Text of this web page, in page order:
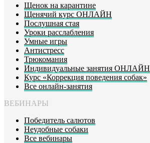
Щенок на карантине
Щенячий курс ОНЛАЙН
Послушная стая
Уроки расслабления
Умные игры
Антистресс
Трюкомания
Индивидуальные занятия ОНЛАЙН
Курс «Коррекция поведения собак»
Все онлайн-занятия
ВЕБИНАРЫ
Победитель салютов
Неудобные собаки
Все вебинары